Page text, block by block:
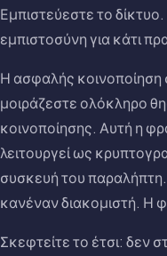
Εμπιστεύεστε το δίκτυο.
εμπιστοσύνη για κάτι
Η ασφαλής κοινοποίηση
μοιράζεστε ολόκληρο
κοινοποίησης. Αυτή η
λειτουργεί ως
συσκευή του
κανέναν διακομιστή. Η
Σκεφτείτε το έτσι: δεν